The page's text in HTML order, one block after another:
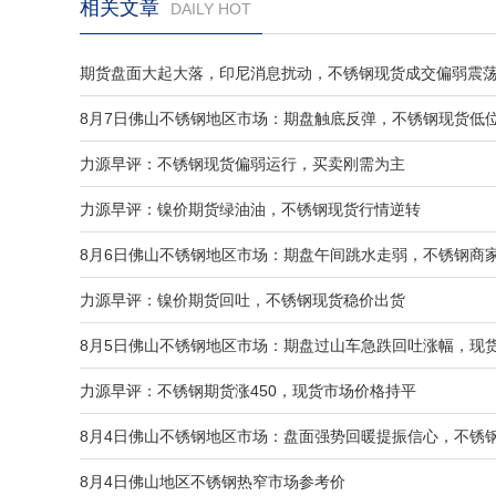
相关文章 DAILY HOT
期货盘面大起大落，印尼消息扰动，不锈钢现货成交偏弱震
8月7日佛山不锈钢地区市场：期盘触底反弹，不锈钢现货低
力源早评：不锈钢现货偏弱运行，买卖刚需为主
力源早评：镍价期货绿油油，不锈钢现货行情逆转
8月6日佛山不锈钢地区市场：期盘午间跳水走弱，不锈钢商
力源早评：镍价期货回吐，不锈钢现货稳价出货
8月5日佛山不锈钢地区市场：期盘过山车急跌回吐涨幅，现
力源早评：不锈钢期货涨450，现货市场价格持平
8月4日佛山不锈钢地区市场：盘面强势回暖提振信心，不锈
8月4日佛山地区不锈钢热窄市场参考价